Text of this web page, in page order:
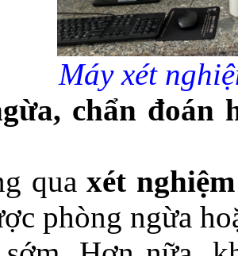
Máy xét
chẩn đoán
quaxét
phòng ngừa